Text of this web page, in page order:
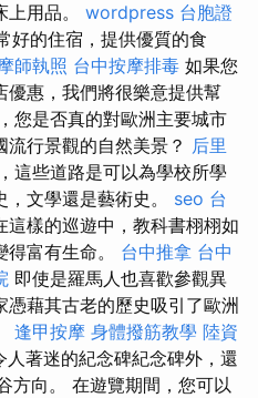
用品。 wordpress 台胞證
好的住宿，提供優質的食
師執照 台中按摩排毒 如果您
優惠，我們將很樂意提供幫
您是否真的對歐洲主要城市
行景觀的自然美景？ 后里
這些道路是可以為學校所學
文學還是藝術史。 seo 台
這樣的巡遊中，教科書栩栩如
富有生命。 台中推拿 台中
即使是羅馬人也喜歡參觀異
藉其古老的歷史吸引了歐洲
逢甲按摩 身體撥筋教學 陸資
人著迷的紀念碑紀念碑外，還
方向。 在遊覽期間，您可以